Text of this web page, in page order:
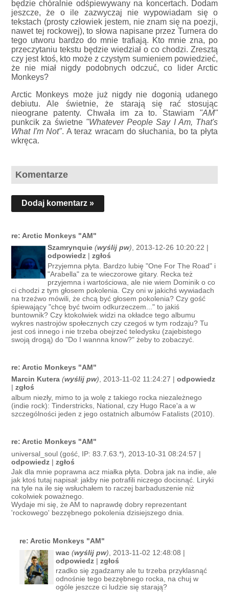
będzie chóralnie odśpiewywany na koncertach. Dodam
jeszcze, że o ile zazwyczaj nie wypowiadam się o
tekstach (prosty człowiek jestem, nie znam się na poezji,
nawet tej rockowej), to słowa napisane przez Turnera do
tego utworu bardzo do mnie trafiają. Kto mnie zna, po
przeczytaniu tekstu będzie wiedział o co chodzi. Zresztą
czy jest ktoś, kto może z czystym sumieniem powiedzieć,
że nie miał nigdy podobnych odczuć, co lider Arctic
Monkeys?
Arctic Monkeys może już nigdy nie dogonią udanego
debiutu. Ale świetnie, że starają się rać stosując
nieograne patenty. Chwała im za to. Stawiam "AM"
punkcik za świetne "Whatever People Say I Am, That's
What I'm Not". A teraz wracam do słuchania, bo ta płyta
wkręca.
Komentarze
Dodaj komentarz »
re: Arctic Monkeys "AM"
Szamrynquie (wyślij pw), 2013-12-26 10:20:22 |
odpowiedz| zgłoś
Przyjemna płyta. Bardzo lubię "One For The Road" i
"Arabella" za te wieczorowe gitary. Recka też
przyjemna i wartościowa, ale nie wiem Dominik o co
ci chodzi z tym głosem pokolenia. Czy oni w jakichś wywiadach
na trzeźwo mówili, że chcą być głosem pokolenia? Czy gość
śpiewający "chcę być twoim odkurzeczem..." to jakiś
buntownik? Czy ktokolwiek widzi na okładce tego albumu
wykres nastrojów społecznych czy czegoś w tym rodzaju? Tu
jest coś innego i nie trzeba obejrzeć teledysku (zajebistego
swoją drogą) do "Do I wannna know?" żeby to zobaczyć.
re: Arctic Monkeys "AM"
Marcin Kutera (wyślij pw), 2013-11-02 11:24:27 |odpowiedz
|zgłoś
album niezły, mimo to ja wolę z takiego rocka niezależnego
(indie rock): Tinderstricks, National, czy Hugo Race'a a w
szczególności jeden z jego ostatnich albumów Fatalists (2010).
re: Arctic Monkeys "AM"
universal_soul (gość, IP: 83.7.63.*), 2013-10-31 08:24:57 |
odpowiedz |zgłoś
Jak dla mnie poprawna acz miałka płyta. Dobra jak na indie, ale
jak ktoś tutaj napisał: jakby nie potrafili niczego docisnąć. Liryki
na tyle na ile się wsłuchałem to raczej barbaduszenie niż
cokolwiek poważnego.
Wydaje mi się, że AM to naprawdę dobry reprezentant
'rockowego' bezzębnego pokolenia dzisiejszego dnia.
re: Arctic Monkeys "AM"
wac (wyślij pw) , 2013-11-02 12:48:08 |
odpowiedz| zgłoś
rzadko się zgadzamy ale tu trzeba przyklasnąć
odnośnie tego bezzębnego rocka, na chuj w
ogóle jeszcze ci ludzie się starają?